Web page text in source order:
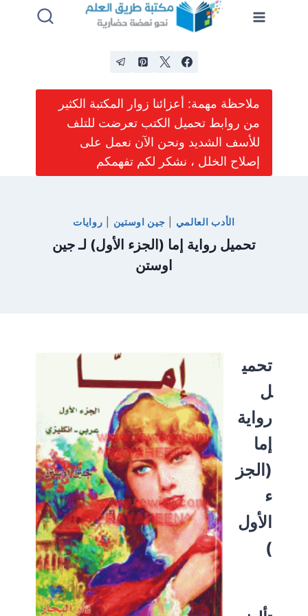
ملاحظة مهمة: أعزائنا زوار المكتبة الكثير
من روابط تحميل الكتب تعرضت للتلف
للأسف الشديد ونحن الآن نعمل على
إصلاح الخلل ، نشكر لكم تفهمكم
الأدب العالمي جين اوستين روايات
تحميل رواية إما (الجزء الأول) لـ جين
اوستن
تحمي
ل
رواية
إما
(الجز
ء
الأول
)